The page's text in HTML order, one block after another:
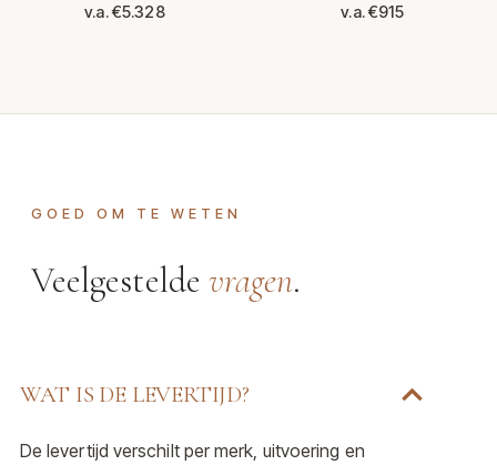
v.a. €5.328 v.a. €915
GOED OM TE WETEN
Veelgestelde vragen.
WAT IS DE LEVERTIJD?
De levertijd verschilt per merk, uitvoering en